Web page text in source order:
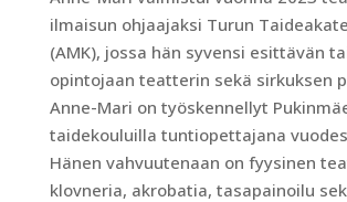
ilmaisun ohjaajaksi Turun
(AMK), jossa hän syvensi esittävän
opintojaan teatterin sekä sirkuksen
Anne-Mari on työskennellyt
taidekouluilla tuntiopettajana
Hänen vahvuutenaan on fyysinen
klovneria, akrobatia, tasapainoilu